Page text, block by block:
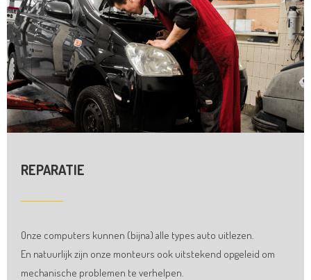
REPARATIE
Onze computers kunnen (bijna) alle types auto uitlezen.
En natuurlijk zijn onze monteurs ook uitstekend opgeleid om
mechanische problemen te verhelpen.